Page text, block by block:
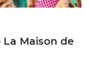
Maison de